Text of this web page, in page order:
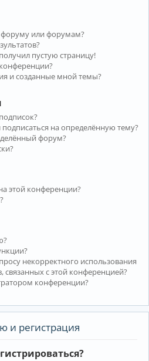
или форумам?
пустую страницу!
и созданные мной темы?
подписаться на определённую тему?
форум?
этой конференции?
некорректного использования
с этой конференцией?
конференции?
и регистрация